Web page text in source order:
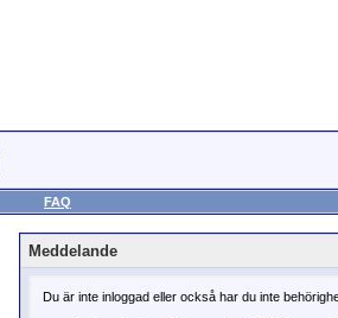
FAQ
Meddelande
Du är inte inloggad eller också har du inte